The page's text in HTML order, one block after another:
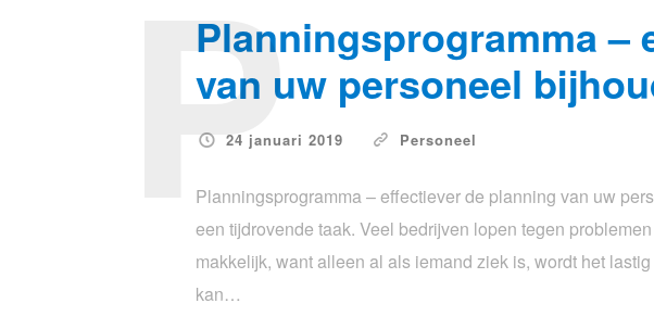
Planningsprogramma –
van uw personeel
24 januari 2019 Personeel
P
Planningsprogramma – effectiever de planning van uw
een tijdrovende taak. Veel bedrijven lopen tegen
makkelijk, want alleen al als iemand ziek is, wordt het
kan…